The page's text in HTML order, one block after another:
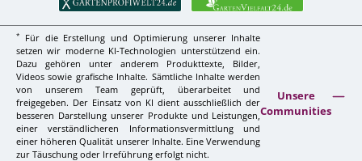
*
Für die Erstellung und Optimierung unserer Inhalte
setzen wir moderne KI-Technologien unterstützend ein.
Dazu gehören unter anderem Produkttexte, Bilder,
Videos sowie grafische Inhalte. Sämtliche Inhalte werden
von unserem Team geprüft, überarbeitet und
freigegeben. Der Einsatz von KI dient ausschließlich der
besseren Darstellung unserer Produkte und Leistungen,
einer verständlicheren Informationsvermittlung und
einer höheren Qualität unserer Inhalte. Eine Verwendung
zur Täuschung oder Irreführung erfolgt nicht.
Unsere
Communities